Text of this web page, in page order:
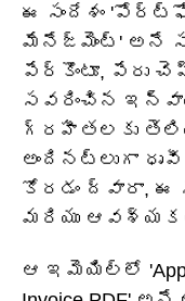
ఈ సందేశం
మేనేజ్‌మెంట్' అనే
పేర్కొంటూ,
సవరించిన
గ్రహీతలకు
అందినట్లుగా
కోరడం ద్వారా,
మరియు
ఆ ఇమెయిల్‌లో